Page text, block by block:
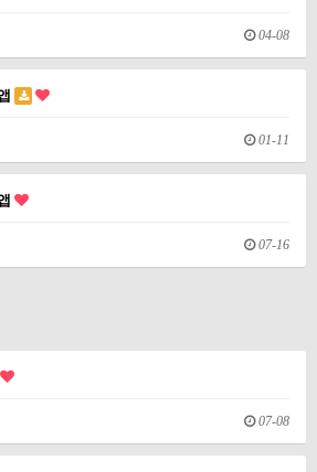
04-08
01-11
07-16
07-08